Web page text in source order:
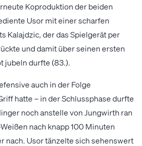
Koproduktion der beiden
Usor mit einer scharfen
Kalajdzic, der das Spielgerät per
und damit über seinen ersten
jubeln durfte (83.).
auch in der Folge
hatte – in der Schlussphase durfte
noch anstelle von Jungwirth ran
nach knapp 100 Minuten
nach. Usor tänzelte sich sehenswert